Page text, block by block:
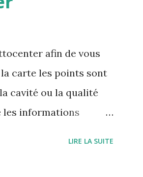
afin de vous
carte les points sont
cavité ou la qualité
les informations
LIRE LA SUITE